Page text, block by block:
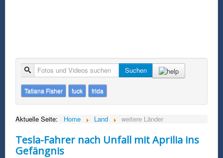
Suche Suchen
Tatiana Fisher fuck frida
Aktuelle Seite: Home Land weitere Länder
Tesla-Fahrer nach Unfall mit Aprilia ins
Gefängnis